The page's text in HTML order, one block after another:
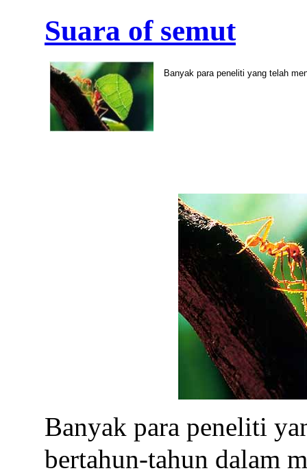
Suara of semut
Banyak para peneliti yang telah
Banyak para peneliti
bertahun-tahun dalam